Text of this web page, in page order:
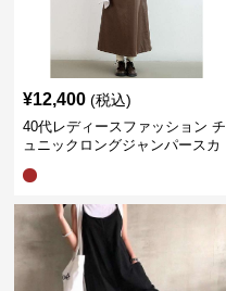
¥12,400 (税込)
40代レディースファッション チ
ュニックロングジャンパースカ